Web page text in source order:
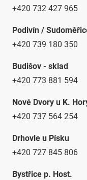
+420 732 427 965
Podivín /
+420 739 180 350
Budišov - sklad
+420 773 881 594
Nové Dvory u K.
+420 737 564 254
Drhovle u Písku
+420 727 845 806
Bystřice p. Host.